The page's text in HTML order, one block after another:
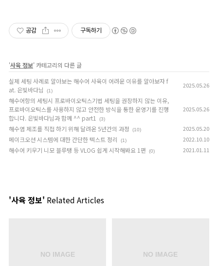
공감 구독하기
'사육 정보' 카테고리의 다른 글
실제 세팅 사례로 알아보는 해수어 사육이 어려운 이유를 알아보자 f
at. 은빛바다님
(1)
2025.05.26
해수어항의 세팅시 프로바이오틱스기법 세팅을 권장하지 않는 이유,
프로바이오틱스를 사용하지 않고 안전한 방식을 통한 운영기를 진행
합니다. 은빛바다님과 함께 ^^ part1
(3)
2025.05.26
해수염 제조를 직접 하기 위해 달려온 5년간의 과정 (10) 2025.05.20
메이크오션 시스템에 대한 간단한 텍스트 정리 (1) 2022.10.10
해수어 키우기 니모 블루탱 등 VLOG 쉽게 시작해봐요 1편 (0) 2021.01.11
'사육 정보' Related Articles